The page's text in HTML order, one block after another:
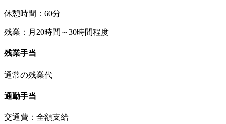
休憩時間：60分
残業：月20時間～30時間程度
残業手当
通常の残業代
通勤手当
交通費：全額支給